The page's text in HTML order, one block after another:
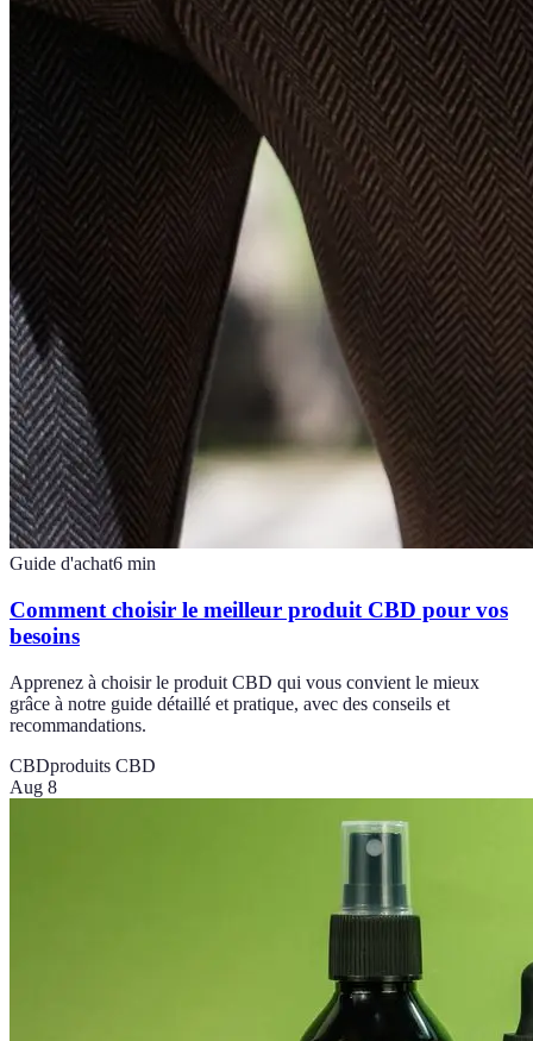
Guide d'achat6 min
Comment choisir le meilleur produit CBD pour vos
besoins
Apprenez à choisir le produit CBD qui vous convient le mieux
grâce à notre guide détaillé et pratique, avec des conseils et
recommandations.
CBDproduits CBD
Aug 8